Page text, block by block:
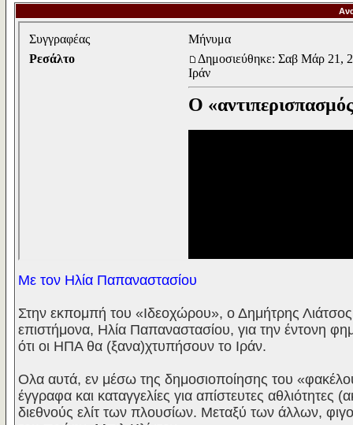
Με τον Ηλία Παπαναστασίου
Στην εκπομπή του «Ιδεοχώρου», ο Δημήτρης Λιάτσος
επιστήμονα, Ηλία Παπαναστασίου, για την έντονη
ότι οι ΗΠΑ θα (ξανα)χτυπήσουν το Ιράν.
Ολα αυτά, εν μέσω της δημοσιοποίησης του
έγγραφα και καταγγελίες για απίστευτες
διεθνούς ελίτ των πλουσίων. Μεταξύ των άλλων,